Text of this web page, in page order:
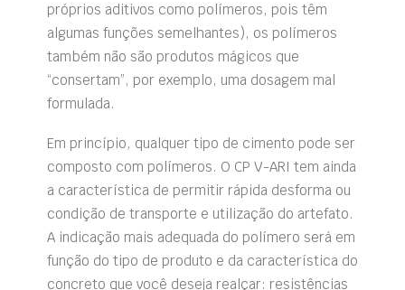
próprios aditivos como polímeros, pois têm
algumas funções semelhantes), os polímeros
também não são produtos mágicos que
“consertam”, por exemplo, uma dosagem mal
formulada.
Em princípio, qualquer tipo de cimento pode ser
composto com polímeros. O CP V-ARI tem ainda
a característica de permitir rápida desforma ou
condição de transporte e utilização do artefato.
A indicação mais adequada do polímero será em
função do tipo de produto e da característica do
concreto que você deseja realçar: resistências